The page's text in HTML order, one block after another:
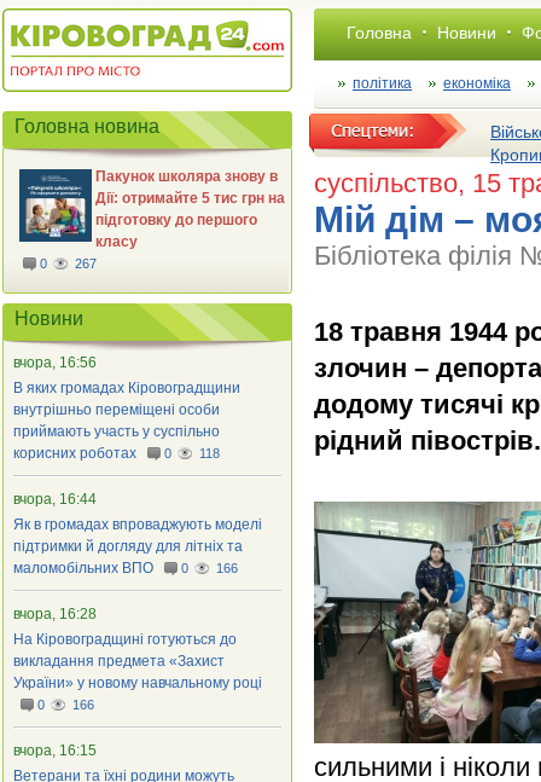
Головна Новини
політика економіка
суспільство, 15
Мій дім –
Бібліотека філія
18 травня 1944
злочин –
додому тисячі
рідний
сильними і
Головна новина
Пакунок школяра знову в
Дії: отримайте 5 тис грн на
підготовку до першого
класу
0 267
Новини
вчора, 16:56
В яких громадах Кіровоградщини
внутрішньо переміщені особи
приймають участь у суспільно
корисних роботах
0 118
вчора, 16:44
Як в громадах впроваджують моделі
підтримки й догляду для літніх та
маломобільних ВПО
0 166
вчора, 16:28
На Кіровоградщині готуються до
викладання предмета «Захист
України» у новому навчальному році
0 166
вчора, 16:15
Ветерани та їхні родини можуть